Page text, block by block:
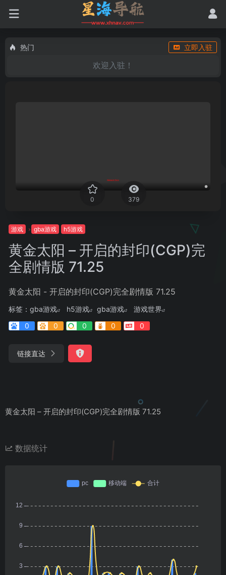
热门 立即入驻
欢迎入驻！
0 379
游戏 gba游戏 h5游戏
黄金太阳 – 开启的封印(CGP)完
全剧情版 71.25
黄金太阳 - 开启的封印(CGP)完全剧情版 71.25
标签： gba游戏 h5游戏 gba游戏
游戏世界
0
0 0 0 0
链接直达
黄金太阳 – 开启的封印(CGP)完全剧情版 71.25
数据统计